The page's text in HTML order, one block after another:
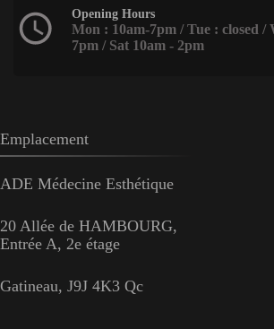
Opening Hours
Mon : 10am-7pm / Tue : closed /
7pm / Sat 10am - 2pm
Emplacement
ADE Médecine Esthétique
20 Allée de HAMBOURG,
Entrée A, 2e étage
Gatineau, J9J 4K3 Qc